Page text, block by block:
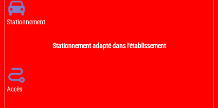
Stationnement
Stationnement adapté dans l'établissement
Accès